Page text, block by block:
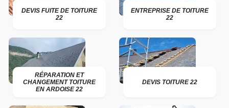
DEVIS FUITE DE TOITURE
22
ENTREPRISE DE TOITURE
22
RÉPARATION ET
CHANGEMENT TOITURE
EN ARDOISE 22
DEVIS TOITURE 22